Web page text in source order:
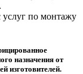
услуг по монтажу
назначения от
изготовителей.